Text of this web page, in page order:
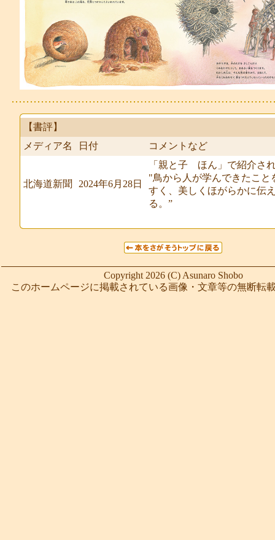
【書評】
メディア名
日付 コメントなど
北海道新聞 2024年6月28日
「親と子 ほん」で紹介さ
"鳥から人が学んできたこと
すく、美しくほがらかに伝
る。”
Copyright 2026 (C) Asunaro Shobo
このホームページに掲載されている画像・文章等の無断転